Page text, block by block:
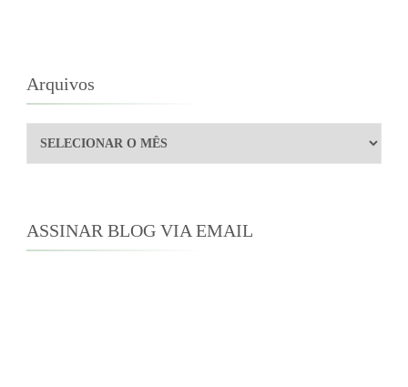
Arquivos
Arquivos
ASSINAR BLOG VIA EMAIL